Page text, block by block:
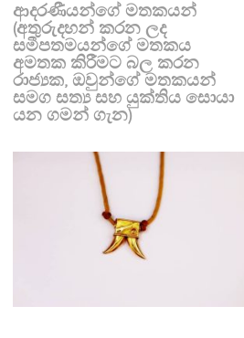
ආදරණීයන්ගේ මතකයන්
(අතුරුදහන් කරන ලද
සමීපතමයන්ගේ මතකය
අමතක කිරීමට බල කරන
රාජ්‍යක, ඔවුන්ගේ මතකයන්
සමග සත්‍ය සහ යුක්තිය සොයා
යන ගමන් ගැන)